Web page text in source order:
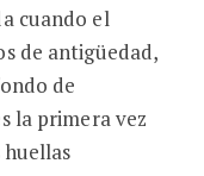
cuando el
de antigüedad,
de
la primera vez
huellas